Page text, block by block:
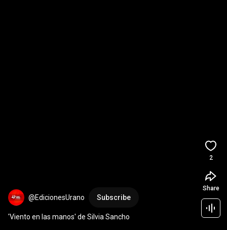
@EdicionesUrano Subscribe
'Viento en las manos' de Silvia Sancho
2
Share